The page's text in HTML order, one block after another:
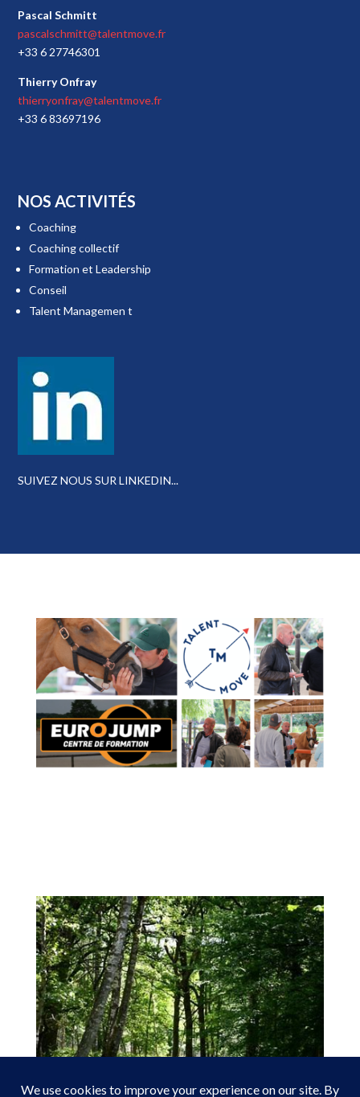
Pascal Schmitt
pascalschmitt@talentmove.fr
+33 6 27746301
Thierry Onfray
thierryonfray@talentmove.fr
+33 6 83697196
NOS ACTIVITÉS
Coaching
Coaching collectif
Formation et Leadership
Conseil
Talent Managemen t
SUIVEZ NOUS SUR LINKEDIN...